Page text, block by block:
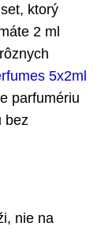
ktorý
2 ml
5x2ml
parfumériu
bez
nie na